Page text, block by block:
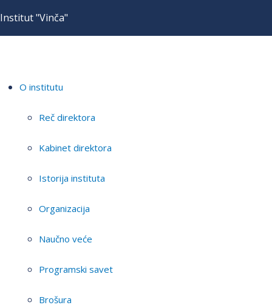
Institut "Vinča"
O institutu
Reč direktora
Kabinet direktora
Istorija instituta
Organizacija
Naučno veće
Programski savet
Brošura